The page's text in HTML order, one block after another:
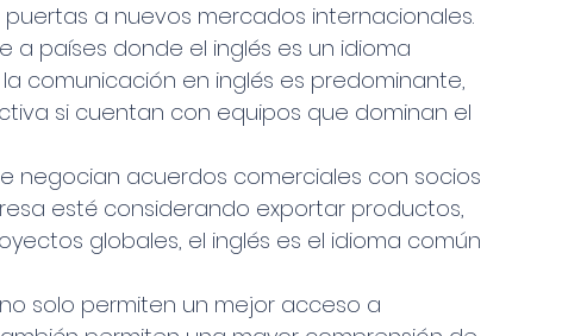
a nuevos mercados internacionales.
a países donde el inglés es un idioma
comunicación en inglés es predominante,
si cuentan con equipos que dominan el
negocian acuerdos comerciales con socios
esté considerando exportar productos,
globales, el inglés es el idioma común
no solo permiten un mejor acceso a